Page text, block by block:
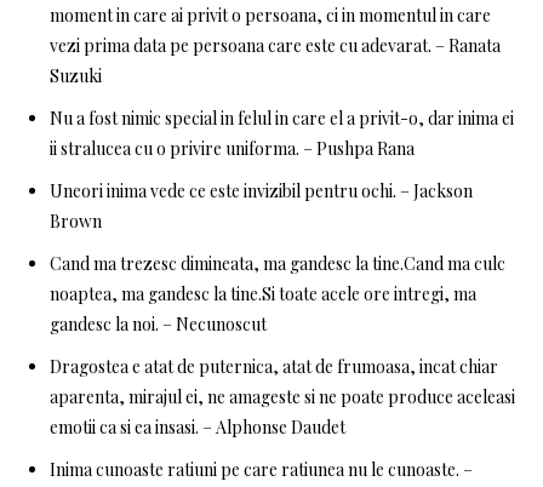
moment in care ai privit o persoana, ci in momentul in care
vezi prima data pe persoana care este cu adevarat. – Ranata
Suzuki
Nu a fost nimic special in felul in care el a privit-o, dar inima ei
ii stralucea cu o privire uniforma. – Pushpa Rana
Uneori inima vede ce este invizibil pentru ochi. – Jackson
Brown
Cand ma trezesc dimineata, ma gandesc la tine.Cand ma culc
noaptea, ma gandesc la tine.Si toate acele ore intregi, ma
gandesc la noi. – Necunoscut
Dragostea e atat de puternica, atat de frumoasa, incat chiar
aparenta, mirajul ei, ne amageste si ne poate produce aceleasi
emotii ca si ea insasi. – Alphonse Daudet
Inima cunoaste ratiuni pe care ratiunea nu le cunoaste. –